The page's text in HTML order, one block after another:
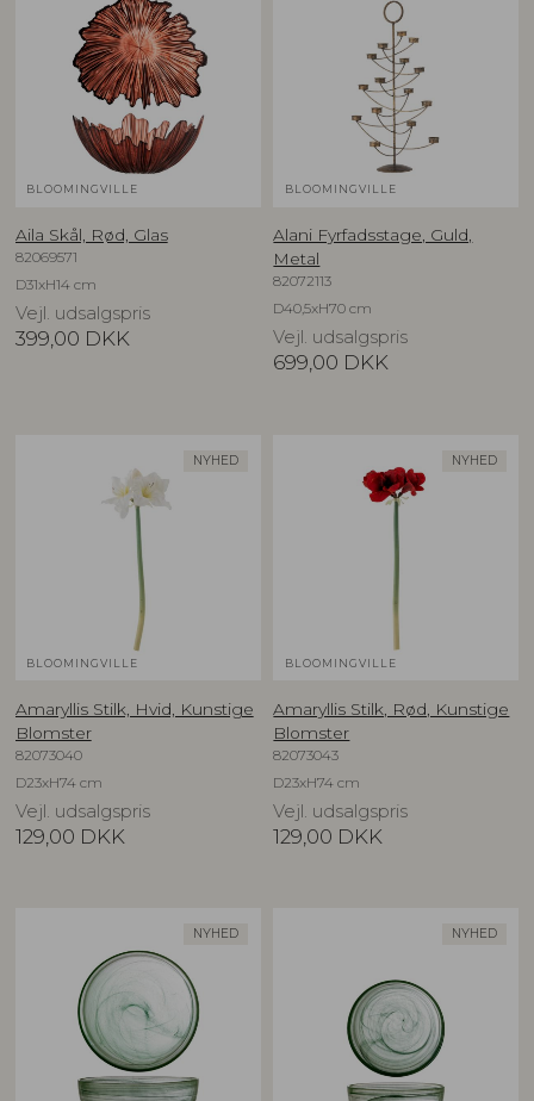
BLOOMINGVILLE
Aila Skål, Rød, Glas
82069571
D31xH14 cm
Vejl. udsalgspris
399,00 DKK
BLOOMINGVILLE
Alani Fyrfadsstage, Guld,
Metal
82072113
D40,5xH70 cm
Vejl. udsalgspris
699,00 DKK
NYHED
BLOOMINGVILLE
Amaryllis Stilk, Hvid, Kunstige
Blomster
82073040
D23xH74 cm
Vejl. udsalgspris
129,00 DKK
NYHED
BLOOMINGVILLE
Amaryllis Stilk, Rød, Kunstige
Blomster
82073043
D23xH74 cm
Vejl. udsalgspris
129,00 DKK
NYHED NYHED